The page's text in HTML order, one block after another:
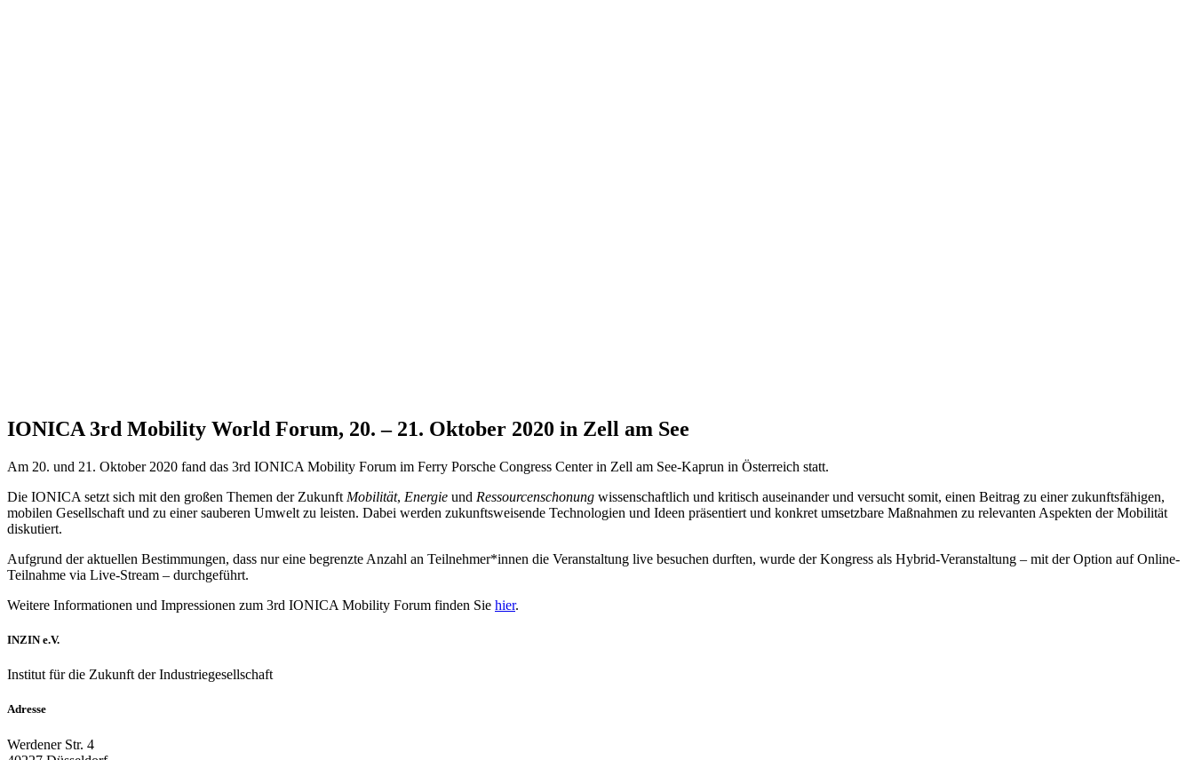
IONICA 3rd Mobility World Forum, 20. – 21. Oktober 2020 in Zell am See
Am 20. und 21. Oktober 2020 fand das 3rd IONICA Mobility Forum im Ferry Porsche Congress Center in Zell am See-Kaprun in Österreich statt.
Die IONICA setzt sich mit den großen Themen der Zukunft Mobilität, Energie und Ressourcenschonung wissenschaftlich und kritisch auseinander und versucht somit, einen Beitrag zu einer zukunftsfähigen,
mobilen Gesellschaft und zu einer sauberen Umwelt zu leisten. Dabei werden zukunftsweisende Technologien und Ideen präsentiert und konkret umsetzbare Maßnahmen zu relevanten Aspekten der Mobilität
diskutiert.
Aufgrund der aktuellen Bestimmungen, dass nur eine begrenzte Anzahl an Teilnehmer*innen die Veranstaltung live besuchen durften, wurde der Kongress als Hybrid-Veranstaltung – mit der Option auf Online-
Teilnahme via Live-Stream – durchgeführt.
Weitere Informationen und Impressionen zum 3rd IONICA Mobility Forum finden Sie hier.
INZIN e.V.
Institut für die Zukunft der Industriegesellschaft
Adresse
Werdener Str. 4